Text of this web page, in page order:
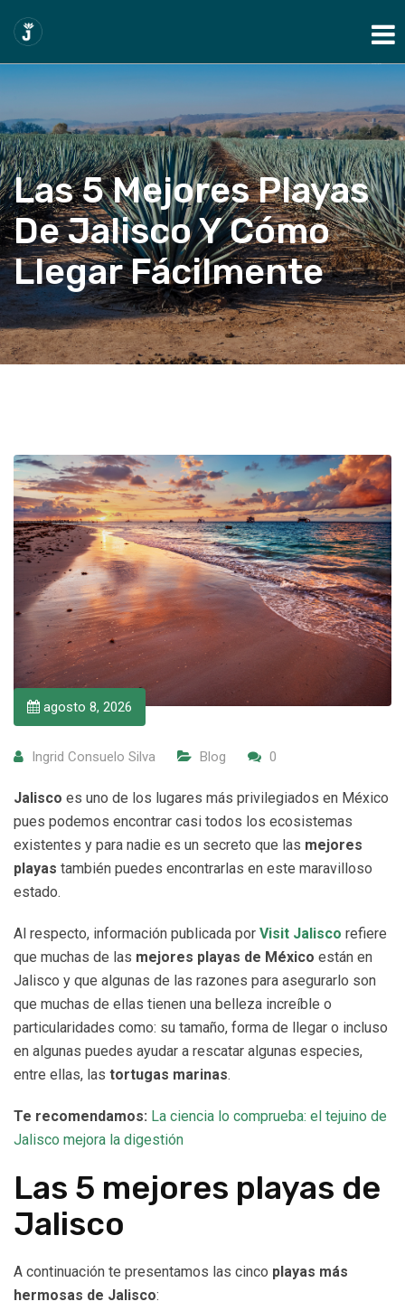
Las 5 Mejores Playas
De Jalisco Y Cómo
Llegar Fácilmente
Home
Blog
Las 5 mejores playas de Jalisco y cómo llegar
fácilmente
agosto 8, 2026
Ingrid Consuelo Silva Blog 0
Jalisco es uno de los lugares más privilegiados en México
pues podemos encontrar casi todos los ecosistemas
existentes y para nadie es un secreto que las mejores
playas también puedes encontrarlas en este maravilloso
estado.
Al respecto, información publicada por Visit Jalisco refiere
que muchas de las mejores playas de México están en
Jalisco y que algunas de las razones para asegurarlo son
que muchas de ellas tienen una belleza increíble o
particularidades como: su tamaño, forma de llegar o incluso
en algunas puedes ayudar a rescatar algunas especies,
entre ellas, las tortugas marinas.
Te recomendamos: La ciencia lo comprueba: el tejuino de
Jalisco mejora la digestión
Las 5 mejores playas de
Jalisco
A continuación te presentamos las cinco playas más
hermosas de Jalisco: